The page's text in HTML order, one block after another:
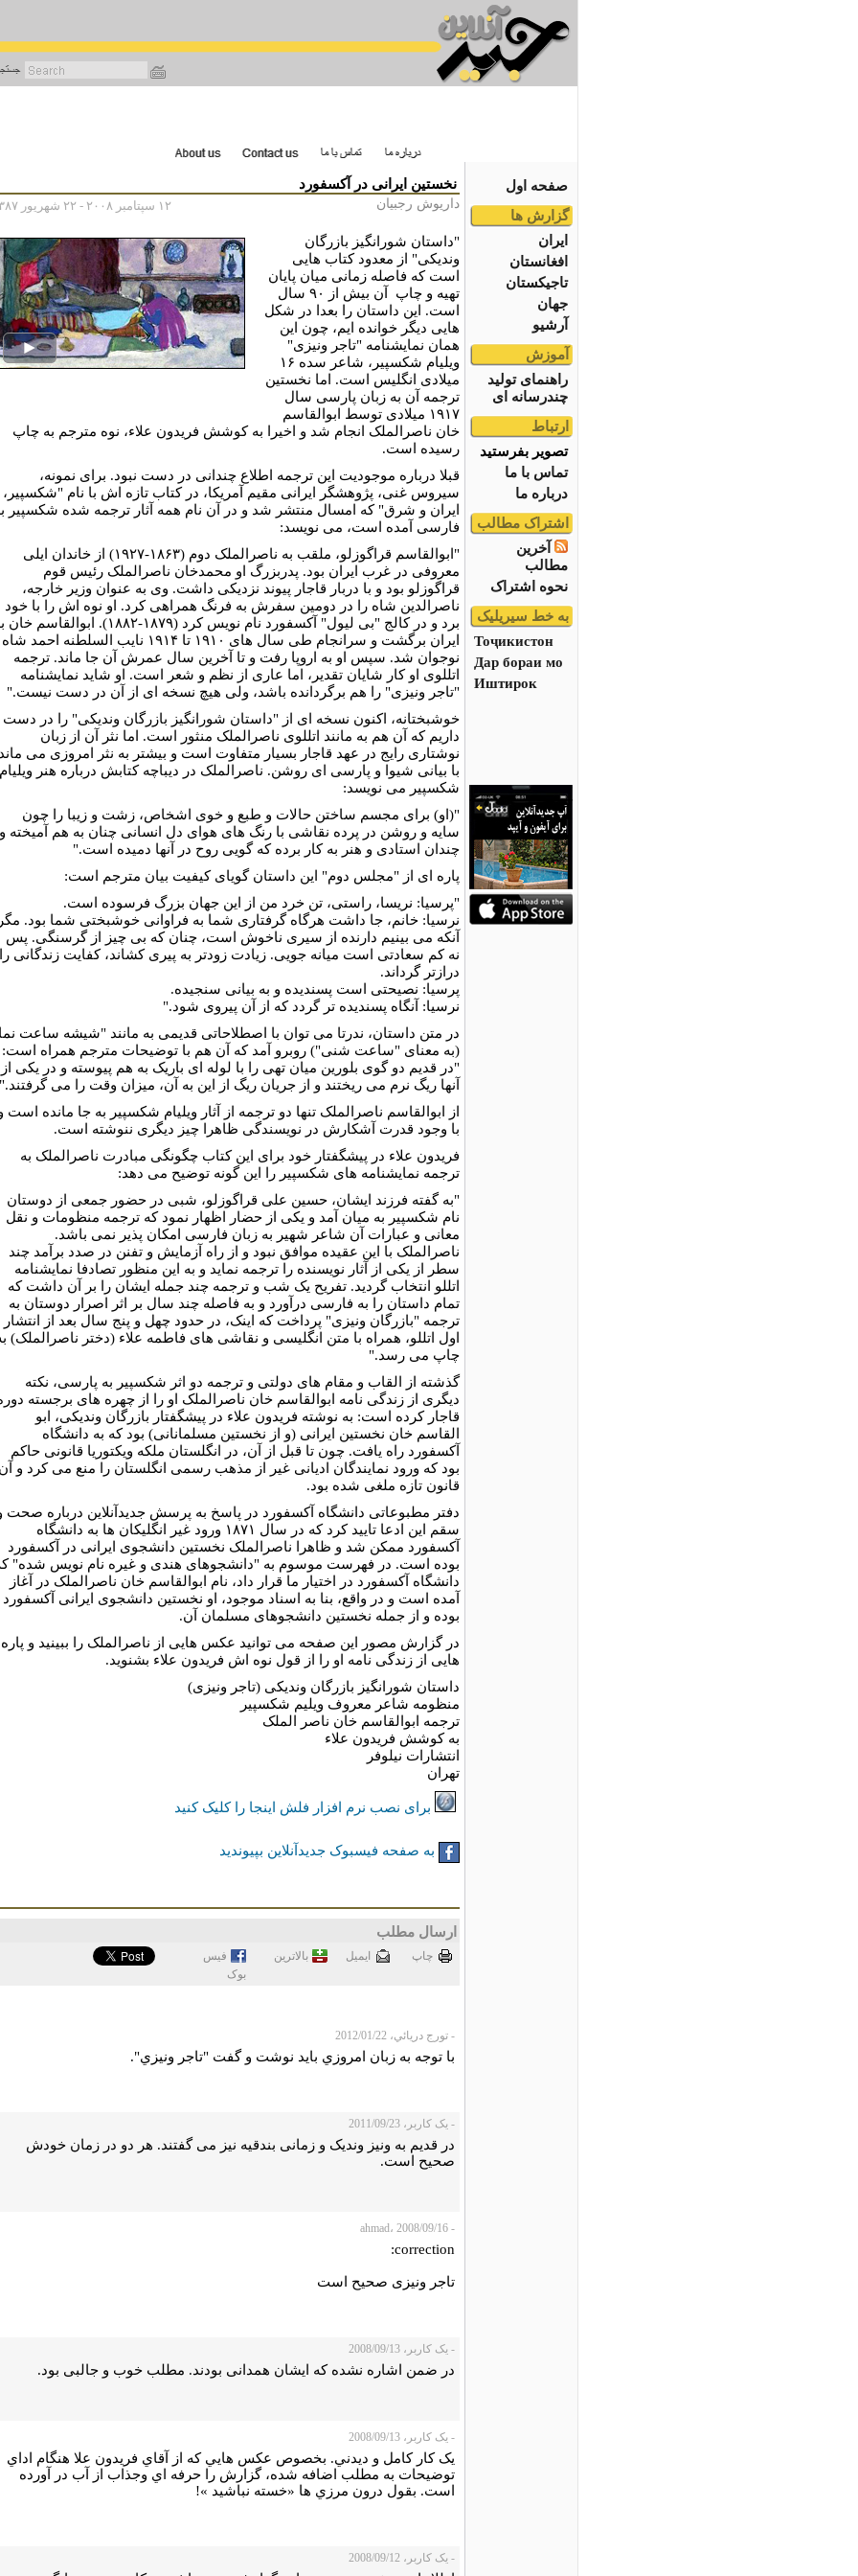
صفحه اول
گزارش ها
ایران
افغانستان
تاجیکستان
جهان
آرشیو
آموزش
راهنمای تولید
چندرسانه ای
ارتباط
تصویر بفرستید
تماس با ما
درباره ما
اشتراک مطالب
آخرین
مطالب
نحوه اشتراک
به خط سیریلیک
Тоҷикистон
Дар бораи мо
Иштирок
نخستین ایرانی در آکسفورد
۱۲ سپتامبر ۲۰۰۸ - ۲۲ شهریور ۱۳۸۷ داریوش رجبیان
"داستان شورانگیز بازرگان
وندیکی" از معدود کتاب هایی
است که فاصله زمانی میان پایان
تهیه و چاپ آن بیش از ۹۰ سال
است. این داستان را بعدا در شکل
هایی دیگر خوانده ایم، چون این
همان نمایشنامه "تاجر ونیزی"
ویلیام شکسپیر، شاعر سده ۱۶
میلادی انگلیس است. اما نخستین
ترجمه آن به زبان پارسی سال
۱۹۱۷ میلادی توسط ابوالقاسم
خان ناصرالملک انجام شد و اخیرا به کوشش فریدون علاء، نوه مترجم به چاپ
رسیده است.
قبلا درباره موجودیت این ترجمه اطلاع چندانی در دست نبود. برای نمونه،
سیروس غنی، پژوهشگر ایرانی مقیم آمریکا، در کتاب تازه اش با نام "شکسپیر،
ایران و شرق" که امسال منتشر شد و در آن نام همه آثار ترجمه شده شکسپیر
فارسی آمده است، می نویسد:
"ابوالقاسم قراگوزلو، ملقب به ناصرالملک دوم (۱۸۶۳-۱۹۲۷) از خاندان ایلی
معروفی در غرب ایران بود. پدربزرگ او محمدخان ناصرالملک رئیس قوم
قراگوزلو بود و با دربار قاجار پیوند نزدیکی داشت. وی به عنوان وزیر خارجه،
ناصرالدین شاه را در دومین سفرش به فرنگ همراهی کرد. او نوه اش را با خود
برد و در کالج "بی لیول" آکسفورد نام نویس کرد (۱۸۷۹-۱۸۸۲). ابوالقاسم
ایران برگشت و سرانجام طی سال های ۱۹۱۰ تا ۱۹۱۴ نایب السلطنه احمد شاه
نوجوان شد. سپس او به اروپا رفت و تا آخرین سال عمرش آن جا ماند. ترجمه
اتللوی او کار شایان تقدیر، اما عاری از نظم و شعر است. او شاید نمایشنامه
"تاجر ونیزی" را هم برگردانده باشد، ولی هیچ نسخه ای از آن در دست نیست."
خوشبختانه، اکنون نسخه ای از "داستان شورانگیز بازرگان وندیکی" را در دست
داریم که آن هم به مانند اتللوی ناصرالملک منثور است. اما نثر آن از زبان
نوشتاری رایج در عهد قاجار بسیار متفاوت است و بیشتر به نثر امروزی می
با بیانی شیوا و پارسی ای روشن. ناصرالملک در دیباچه کتابش درباره هنر ویلیام
شکسپیر می نویسد:
"(او) برای مجسم ساختن حالات و طبع و خوی اشخاص، زشت و زیبا را چون
سایه و روشن در پرده نقاشی با رنگ های هوای دل انسانی چنان به هم آمیخته و
چندان استادی و هنر به کار برده که گویی روح در آنها دمیده است."
پاره ای از "مجلس دوم" این داستان گویای کیفیت بیان مترجم است:
"پرسیا: نریسا، راستی، تن خرد من از این جهان بزرگ فرسوده است.
نرسیا: خانم، جا داشت هرگاه گرفتاری شما به فراوانی خوشبختی شما بود.
آنکه می بینیم دارنده از سیری ناخوش است، چنان که بی چیز از گرسنگی. پس
نه کم سعادتی است میانه جویی. زیادت زودتر به پیری کشاند، کفایت زندگانی را
درازتر گرداند.
پرسیا: نصیحتی است پسندیده و به بیانی سنجیده.
نرسیا: آنگاه پسندیده تر گردد که از آن پیروی شود."
در متن داستان، ندرتا می توان با اصطلاحاتی قدیمی به مانند "شیشه ساعت
(به معنای "ساعت شنی") روبرو آمد که آن هم با توضیحات مترجم همراه است:
"در قدیم دو گوی بلورین میان تهی را با لوله ای باریک به هم پیوسته و در یکی از
آنها ریگ نرم می ریختند و از جریان ریگ از این به آن، میزان وقت را می گرفتند."
از ابوالقاسم ناصرالملک تنها دو ترجمه از آثار ویلیام شکسپیر به جا مانده است
با وجود قدرت آشکارش در نویسندگی ظاهرا چیز دیگری ننوشته است.
فریدون علاء در پیشگفتار خود برای این کتاب چگونگی مبادرت ناصرالملک به
ترجمه نمایشنامه های شکسپیر را این گونه توضیح می دهد:
"به گفته فرزند ایشان، حسین علی قراگوزلو، شبی در حضور جمعی از دوستان
نام شکسپیر به میان آمد و یکی از حضار اظهار نمود که ترجمه منظومات و نقل
معانی و عبارات آن شاعر شهیر به زبان فارسی امکان پذیر نمی باشد.
ناصرالملک با این عقیده موافق نبود و از راه آزمایش و تفنن در صدد برآمد چند
سطر از یکی از آثار نویسنده را ترجمه نماید و به این منظور تصادفا نمایشنامه
اتللو انتخاب گردید. تفریح یک شب و ترجمه چند جمله ایشان را بر آن داشت که
تمام داستان را به فارسی درآورد و به فاصله چند سال بر اثر اصرار دوستان به
ترجمه "بازرگان ونیزی" پرداخت که اینک، در حدود چهل و پنج سال بعد از انتشار
اول اتللو، همراه با متن انگلیسی و نقاشی های فاطمه علاء (دختر ناصرالملک)
چاپ می رسد."
گذشته از القاب و مقام های دولتی و ترجمه دو اثر شکسپیر به پارسی، نکته
دیگری از زندگی نامه ابوالقاسم خان ناصرالملک او را از چهره های برجسته
قاجار کرده است: به نوشته فریدون علاء در پیشگفتار بازرگان وندیکی، ابو
القاسم خان نخستین ایرانی (و از نخستین مسلمانانی) بود که به دانشگاه
آکسفورد راه یافت. چون تا قبل از آن، در انگلستان ملکه ویکتوریا قانونی حاکم
بود که ورود نمایندگان ادیانی غیر از مذهب رسمی انگلستان را منع می کرد و
قانون تازه ملغی شده بود.
دفتر مطبوعاتی دانشگاه آکسفورد در پاسخ به پرسش جدیدآنلاین درباره صحت
سقم این ادعا تایید کرد که در سال ۱۸۷۱ ورود غیر انگلیکان ها به دانشگاه
آکسفورد ممکن شد و ظاهرا ناصرالملک نخستین دانشجوی ایرانی در آکسفورد
بوده است. در فهرست موسوم به "دانشجوهای هندی و غیره نام نویس شده"
دانشگاه آکسفورد در اختیار ما قرار داد، نام ابوالقاسم خان ناصرالملک در آغاز
آمده است و در واقع، بنا به اسناد موجود، او نخستین دانشجوی ایرانی آکسفورد
بوده و از جمله نخستین دانشجوهای مسلمان آن.
در گزارش مصور این صفحه می توانید عکس هایی از ناصرالملک را ببینید و پاره
هایی از زندگی نامه او را از قول نوه اش فریدون علاء بشنوید.
داستان شورانگیز بازرگان وندیکی (تاجر ونیزی)
منظومه شاعر معروف ویلیم شکسپیر
ترجمه ابوالقاسم خان ناصر الملک
به کوشش فریدون علاء
انتشارات نیلوفر
تهران
برای نصب نرم افزار فلش اینجا را کلیک کنید
به صفحه فیسبوک جدیدآنلاین بپیوندید
ارسال مطلب
چاپ ايميل بالاترین
فيس
بوک
- تورج دريائي، 2012/01/22
با توجه به زبان امروزي بايد نوشت و گفت "تاجر ونيزي".
- یک کاربر، 2011/09/23
در قدیم به ونیز وندیک و زمانی بندقیه نیز می گفتند. هر دو در زمان خودش
صحیح است.
- ahmad، 2008/09/16
correction:
تاجر ونیزی صحیح است
- یک کاربر، 2008/09/13
در ضمن اشاره نشده که ایشان همدانی بودند. مطلب خوب و جالبی بود.
- یک کاربر، 2008/09/13
يک کار کامل و ديدني. بخصوص عکس هايي که از آقاي فريدون علا هنگام اداي
توضيحات به مطلب اضافه شده، گزارش را حرفه اي وجذاب از آب در آورده
است. بقول درون مرزي ها «خسته نباشيد »!
- یک کاربر، 2008/09/12